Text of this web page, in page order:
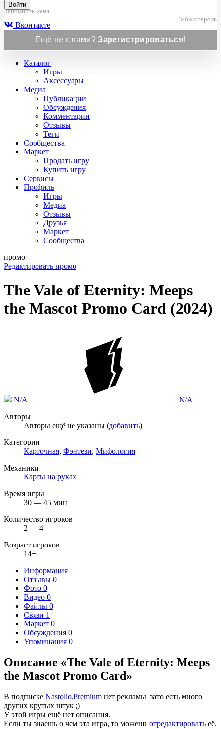
Войти
Запомнить меня
Забыл пароль
Вконтакте
Ещё не с нами?Зарегистрироваться!
Каталог
Игры
Аксессуары
Медиа
Публикации
Обсуждения
Комментарии
Отзывы
Теги
Сообщества
Маркет
Продать игру
Купить игру
Сервисы
Профиль
Игры
Медиа
Отзывы
Друзья
Маркет
Сообщества
промо
Редактировать промо
The Vale of Eternity: Meeps
the Mascot Promo Card (2024)
N/A
N/A
Авторы
Авторы ещё не указаны (добавить)
Категории
Карточная, Фэнтези, Мифология
Механики
Карты на руках
Время игры
30 — 45 мин
Количество игроков
2 — 4
Возраст игроков
14+
Информация
Отзывы 0
Фото 0
Видео 0
Файлы 0
Связи 1
Маркет 0
Обсуждения 0
Упоминания 0
Описание «The Vale of Eternity: Meeps
the Mascot Promo Card»
В подписке Nastolio.Premium нет рекламы, зато есть много
других крутых штук ;)
У этой игры ещё нет описания.
Если ты знаешь о чем эта игра, то можешь отредактировать её.